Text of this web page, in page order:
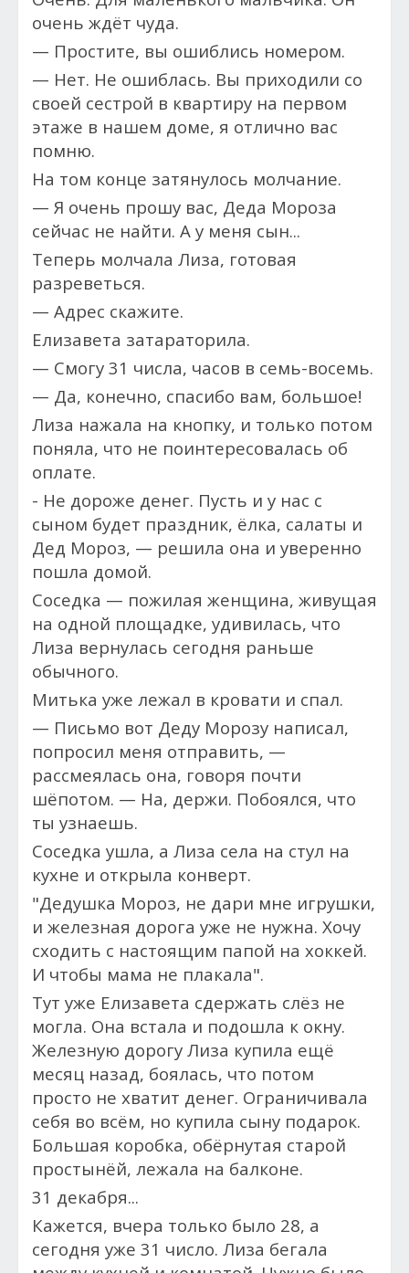
очень ждёт чуда.
— Простите, вы ошиблись номером.
— Нет. Не ошиблась. Вы приходили со
своей сестрой в квартиру на первом
этаже в нашем доме, я отлично вас
помню.
На том конце затянулось молчание.
— Я очень прошу вас, Деда Мороза
сейчас не найти. А у меня сын...
Теперь молчала Лиза, готовая
разреветься.
— Адрес скажите.
Елизавета затараторила.
— Смогу 31 числа, часов в семь-восемь.
— Да, конечно, спасибо вам, большое!
Лиза нажала на кнопку, и только потом
поняла, что не поинтересовалась об
оплате.
- Не дороже денег. Пусть и у нас с
сыном будет праздник, ёлка, салаты и
Дед Мороз, — решила она и уверенно
пошла домой.
Соседка — пожилая женщина, живущая
на одной площадке, удивилась, что
Лиза вернулась сегодня раньше
обычного.
Митька уже лежал в кровати и спал.
— Письмо вот Деду Морозу написал,
попросил меня отправить, —
рассмеялась она, говоря почти
шёпотом. — На, держи. Побоялся, что
ты узнаешь.
Соседка ушла, а Лиза села на стул на
кухне и открыла конверт.
"Дедушка Мороз, не дари мне игрушки,
и железная дорога уже не нужна. Хочу
сходить с настоящим папой на хоккей.
И чтобы мама не плакала".
Тут уже Елизавета сдержать слёз не
могла. Она встала и подошла к окну.
Железную дорогу Лиза купила ещё
месяц назад, боялась, что потом
просто не хватит денег. Ограничивала
себя во всём, но купила сыну подарок.
Большая коробка, обёрнутая старой
простынёй, лежала на балконе.
31 декабря...
Кажется, вчера только было 28, а
сегодня уже 31 число. Лиза бегала